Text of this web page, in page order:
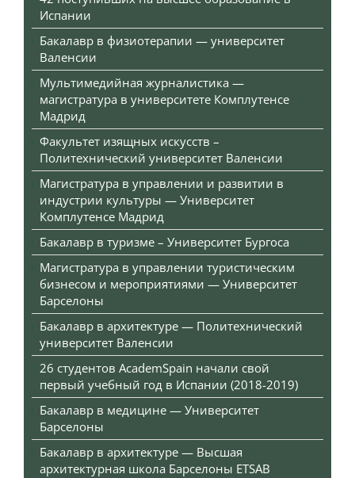
Испании
Бакалавр в физиотерапии — университет
Валенсии
Мультимедийная журналистика —
магистратура в университете Комплутенсе
Мадрид
Факультет изящных искусств –
Политехнический университет Валенсии
Магистратура в управлении и развитии в
индустрии культуры — Университет
Комплутенсе Мадрид
Бакалавр в туризме – Университет Бургоса
Магистратура в управлении туристическим
бизнесом и мероприятиями — Университет
Барселоны
Бакалавр в архитектуре — Политехнический
университет Валенсии
26 студентов AcademSpain начали свой
первый учебный год в Испании (2018-2019)
Бакалавр в медицине — Университет
Барселоны
Бакалавр в архитектуре — Высшая
архитектурная школа Барселоны ETSAB